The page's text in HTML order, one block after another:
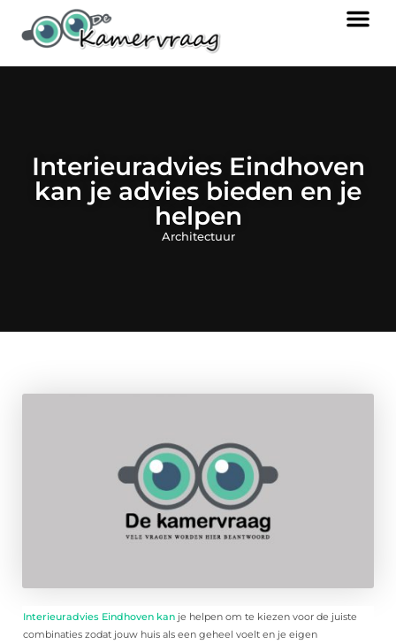
Interieuradvies Eindhoven
kan je advies bieden en je
helpen
Architectuur
Interieuradvies Eindhoven kan je helpen om te kiezen voor de juiste
combinaties zodat jouw huis als een geheel voelt en je eigen